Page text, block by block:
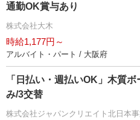
通勤OK賞与あり
株式会社大木
時給1,177円～
アルバイト・パート / 大阪府
「日払い・週払いOK」木質
み/3交替
株式会社ジャパンクリエイト北日本